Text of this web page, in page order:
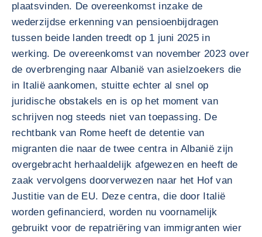
plaatsvinden. De overeenkomst inzake de
wederzijdse erkenning van pensioenbijdragen
tussen beide landen treedt op 1 juni 2025 in
werking. De overeenkomst van november 2023 over
de overbrenging naar Albanië van asielzoekers die
in Italië aankomen, stuitte echter al snel op
juridische obstakels en is op het moment van
schrijven nog steeds niet van toepassing. De
rechtbank van Rome heeft de detentie van
migranten die naar de twee centra in Albanië zijn
overgebracht herhaaldelijk afgewezen en heeft de
zaak vervolgens doorverwezen naar het Hof van
Justitie van de EU. Deze centra, die door Italië
worden gefinancierd, worden nu voornamelijk
gebruikt voor de repatriëring van immigranten wier